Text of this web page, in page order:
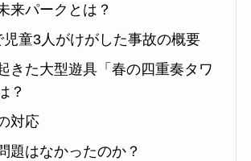
来パークとは？
児童3人がけがした事故の概要
きた大型遊具「春の四重奏タワ
？
対応
題はなかったのか？